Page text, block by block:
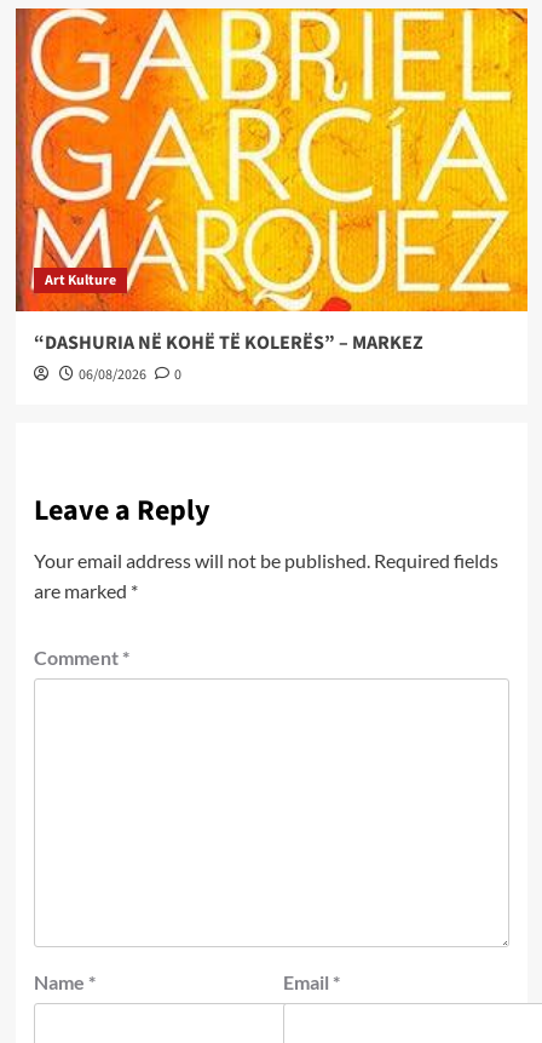
Art Kulture
“DASHURIA NË KOHË TË KOLERËS” – MARKEZ
06/08/2026 0
Leave a Reply
Your email address will not be published. Required fields
are marked *
Comment *
Name * Email *